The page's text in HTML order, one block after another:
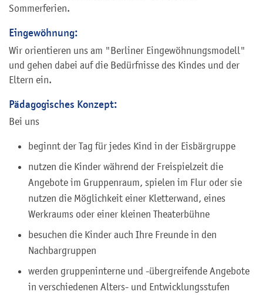
Sommerferien.
Eingewöhnung:
Wir orientieren uns am "Berliner Eingewöhnungsmodell"
und gehen dabei auf die Bedürfnisse des Kindes und der
Eltern ein.
Pädagogisches Konzept:
Bei uns
beginnt der Tag für jedes Kind in der Eisbärgruppe
nutzen die Kinder während der Freispielzeit die
Angebote im Gruppenraum, spielen im Flur oder sie
nutzen die Möglichkeit einer Kletterwand, eines
Werkraums oder einer kleinen Theaterbühne
besuchen die Kinder auch Ihre Freunde in den
Nachbargruppen
werden gruppeninterne und -übergreifende Angebote
in verschiedenen Alters- und Entwicklungsstufen